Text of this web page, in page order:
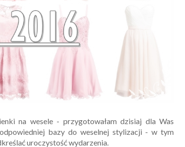
na wesele - przygotowałam dzisiaj dla Was
bazy do weselnej stylizacji - w tym
uroczystość wydarzenia.